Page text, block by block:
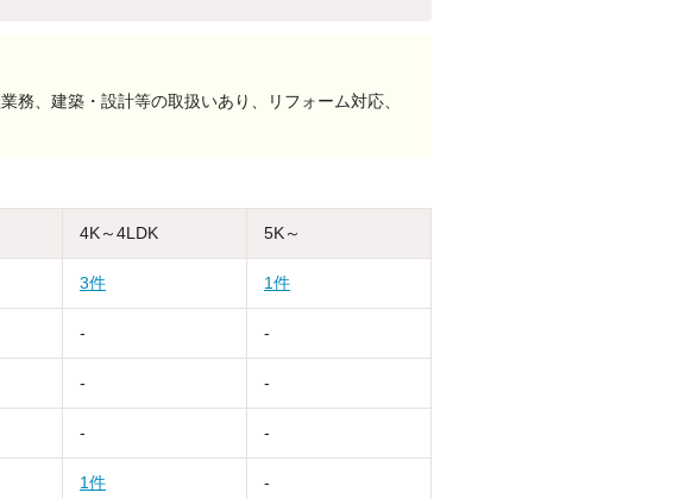
、建築・設計等の取扱いあり、リフォーム対応、
4K～4LDK 5K～
3件 1件
- -
- -
- -
1件 -